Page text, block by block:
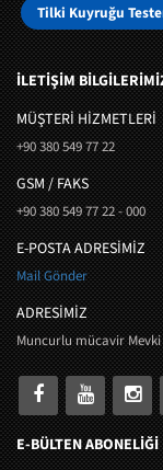
Tilki Kuyruğu
İLETİŞİM
MÜŞTERI HIZMETLERI
+90 380 549 77 22
GSM / FAKS
+90 380 549 77 22 - 000
E-POSTA ADRESİMİZ
Mail Gönder
ADRESİMİZ
Muncurlu mücavir Mevki
E-BÜLTEN ABONELİĞİ